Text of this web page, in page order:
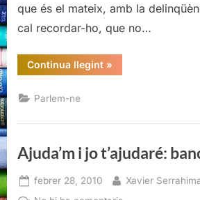
que és el mateix, amb la
cal recordar-ho, que no…
Continua llegint“La
culpa
»
Parlem-ne
Ajuda’m i jo t’ajudaré:
Posted
on
febrer 28, 2010 By
Xavier